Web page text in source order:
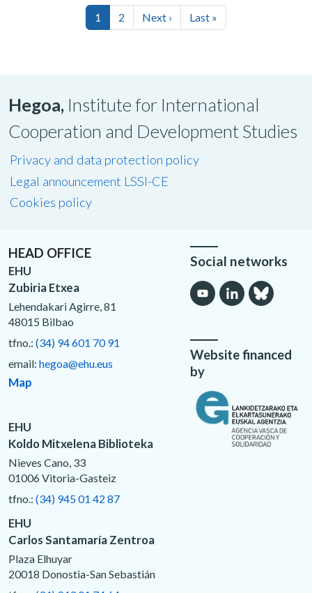
1 2 Next › Last »
Hegoa, Institute for International
Cooperation and Development Studies
Privacy and data protection policy
Legal announcement LSSI-CE
Cookies policy
HEAD OFFICE
EHU
Zubiria Etxea
Lehendakari Agirre, 81
48015 Bilbao
tfno.: (34) 94 601 70 91
email: hegoa@ehu.eus
Map
EHU
Koldo Mitxelena Biblioteka
Nieves Cano, 33
01006 Vitoria-Gasteiz
tfno.: (34) 945 01 42 87
EHU
Carlos Santamaría Zentroa
Plaza Elhuyar
20018 Donostia-San Sebastián
Social networks
Website financed
by